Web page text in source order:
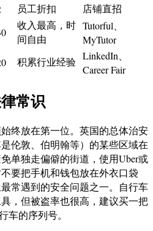
员工折扣
店铺直招
收入最高，时
间自由
Tutorful、
MyTutor
积累行业经验 LinkedIn、
Career Fair
常识
终放在第一位。英国的总体治安
伦敦、伯明翰等）的某些区域在
单独走偏僻的街道，使用Uber或
要把手机和钱包放在外衣口袋
常遇到的安全问题之一。自行车
，但被盗率也很高，建议买一把
车的序列号。